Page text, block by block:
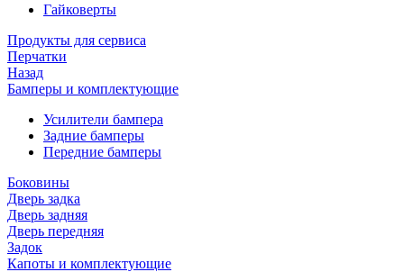
Гайковерты
Продукты для сервиса
Перчатки
Назад
Бамперы и комплектующие
Усилители бампера
Задние бамперы
Передние бамперы
Боковины
Дверь задка
Дверь задняя
Дверь передняя
Задок
Капоты и комплектующие